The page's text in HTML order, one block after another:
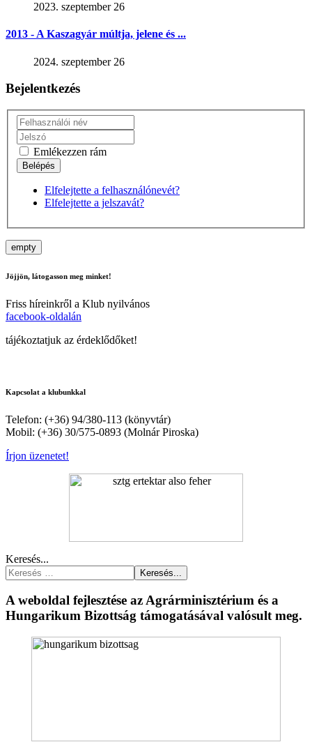
2023. szeptember 26
2013 - A Kaszagyár múltja, jelene és ...
2024. szeptember 26
Bejelentkezés
Emlékezzen rám
Elfelejtette a felhasználónevét?
Elfelejtette a jelszavát?
empty
Jöjjön, látogasson meg minket!
Friss híreinkről a Klub nyilvános
facebook-oldalán
tájékoztatjuk az érdeklődőket!
Kapcsolat a klubunkkal
Telefon: (+36) 94/380-113 (könyvtár)
Mobil: (+36) 30/575-0893 (Molnár Piroska)
Írjon üzenetet!
Keresés...
Keresés...
A weboldal fejlesztése az Agrárminisztérium és a
Hungarikum Bizottság támogatásával valósult meg.